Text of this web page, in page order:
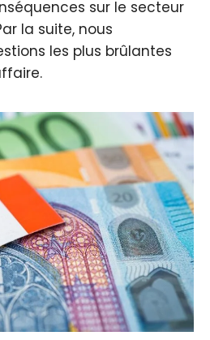
sur le secteur
la suite, nous
les plus brûlantes